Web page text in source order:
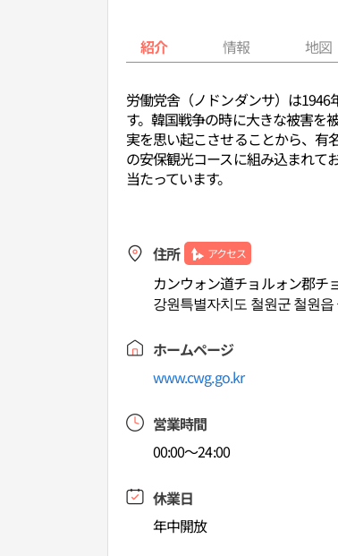
紹介 情報 地図
労働党舎（ノドンダンサ）は
す。韓国戦争の時に大きな被害を
実を思い起こさせることから、有
の安保観光コースに組み込まれて
当たっています。
住所 アクセス
カンウォン道チョルォン郡チ
강원특별자치도 철원군 철원읍
ホームページ
www.cwg.go.kr
営業時間
00:00～24:00
休業日
年中開放